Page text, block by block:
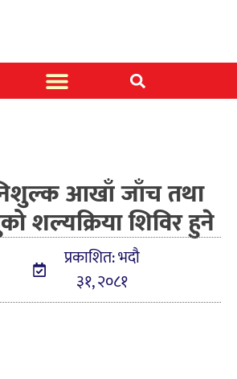
आखाँ जाँच तथा
शल्यक्रिया शिविर हुने
प्रकाशित: भदौ
३१, २०८१